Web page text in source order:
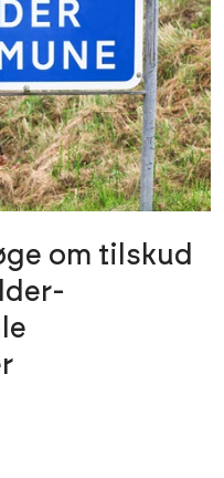
om tilskud